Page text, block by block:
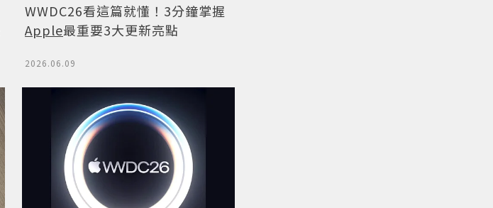
WWDC26看這篇就懂！3分鐘掌握
Apple最重要3大更新亮點
2026.06.09